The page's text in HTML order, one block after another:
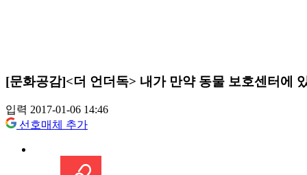
[문화공감]<더 언더독> 내가 만약 동물 보호센터에
입력 2017-01-06 14:46
선호매체 추가